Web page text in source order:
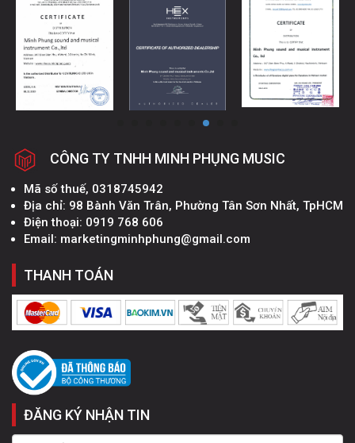
CÔNG TY TNHH MINH PHỤNG MUSIC
Mã số thuế, 0318745942
Địa chỉ: 98 Bành Văn Trân, Phường Tân Sơn Nhất, TpHCM
Điện thoại: 0919 768 606
Email: marketingminhphung@gmail.com
THANH TOÁN
ĐĂNG KÝ NHẬN TIN